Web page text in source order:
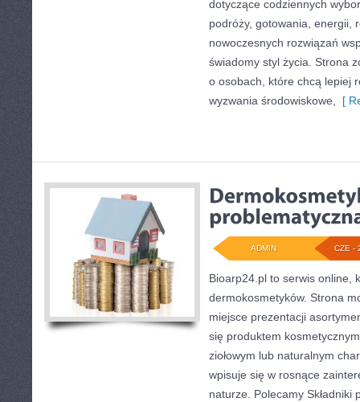
dotyczące codziennych
podróży, gotowania, energii,
nowoczesnych rozwiązań
świadomy styl życia. Strona
o osobach, które chcą lepiej
wyzwania środowiskowe,
[
CZE -
ADMIN
Bioarp24.pl to serwis online,
dermokosmetyków. Strona
miejsce prezentacji
się produktem
ziołowym lub naturalnym
wpisuje się w rosnące
naturze. Polecamy Składniki